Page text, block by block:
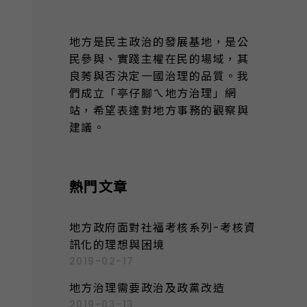
地方是民主政治的發展基地，是公
民參與、實踐主權在民的場域，其
良莠與否決定一國治理的品質。我
們成立「亭仔腳ㄟ地方治理」網
站，希望表達對地方事務的觀察與
建議。
熱門文章
地方政府面對社福考核系列-考核資
訊化的理想與困境
2019-02-17
地方治理需要政治及政黨改造
2019-03-13